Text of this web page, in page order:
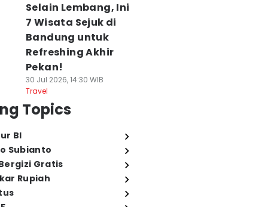
Selain Lembang, Ini
7 Wisata Sejuk di
Bandung untuk
Refreshing Akhir
Pekan!
30 Jul 2026, 14:30 WIB
Travel
Topics
BI
Subianto
Gratis
Rupiah